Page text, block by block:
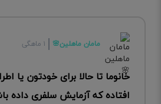
مامان ماهلین🌸 ۱ ماهگی
خانوما تا حالا برای خودتون یا
افتاده که آزمایش سلفری داده